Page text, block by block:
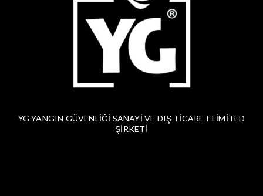
YG YANGIN GÜVENLİĞİ SANAYİ VE DIŞ TİCARET LİMİTED
ŞİRKETİ